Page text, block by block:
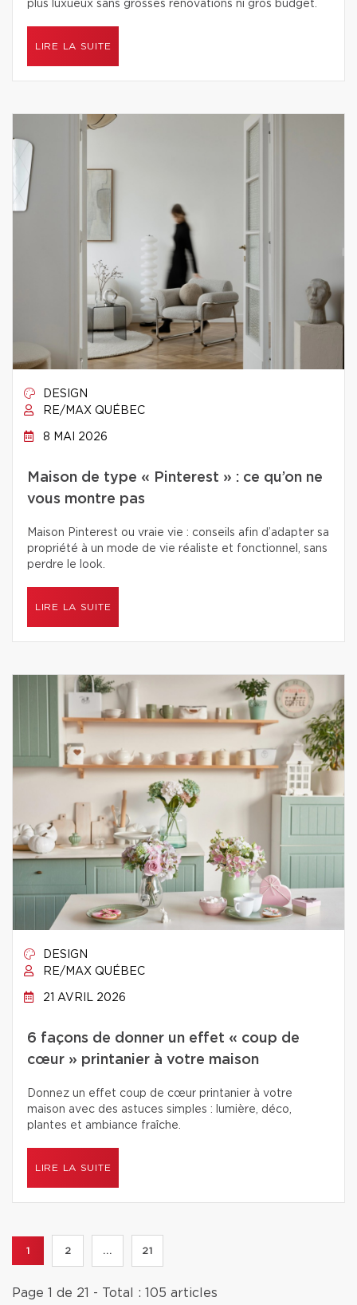
plus luxueux sans grosses rénovations ni gros budget.
LIRE LA SUITE
DESIGN
RE/MAX QUÉBEC
8 MAI 2026
Maison de type « Pinterest » : ce qu’on ne
vous montre pas
Maison Pinterest ou vraie vie : conseils afin d’adapter sa
propriété à un mode de vie réaliste et fonctionnel, sans
perdre le look.
LIRE LA SUITE
DESIGN
RE/MAX QUÉBEC
21 AVRIL 2026
6 façons de donner un effet « coup de
cœur » printanier à votre maison
Donnez un effet coup de cœur printanier à votre
maison avec des astuces simples : lumière, déco,
plantes et ambiance fraîche.
LIRE LA SUITE
1 2 ... 21
Page 1 de 21 - Total : 105 articles